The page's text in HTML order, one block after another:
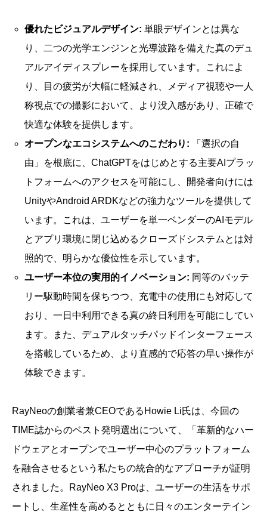
優れたビジュアルデザイン: 単眼デザインとは異な
り、二つの光学エンジンと光導波路を備えた真のデュ
アルアイディスプレーを採用しています。これによ
り、目の疲労が大幅に軽減され、メディア視聴や一人
称視点での撮影において、より没入感があり、正確で
快適な体験を提供します。
オープンなエコシステムへのこだわり: 「選択の自
由」を根底に、ChatGPTをはじめとする主要AIプラッ
トフォームへのアクセスを可能にし、開発者向けには
UnityやAndroid ARDKなどの強力なツールを提供して
います。これは、ユーザーを単一ベンダーのAIモデル
とアプリ環境に閉じ込めるクローズドシステムとは対
照的で、明らかな優位性を示しています。
ユーザー本位の実用的イノベーション: 同等のバッテ
リー駆動時間を保ちつつ、充電中の使用にも対応して
おり、一日中利用できる真の終日利用を可能にしてい
ます。また、デュアルタッチパッドインターフェース
を搭載しているため、より直感的で応答の早い操作が
体験できます。
RayNeoの創業者兼CEOであるHowie Li氏は、今回の
TIME誌からのベスト発明選出について、「革新的なハー
ドウェアとオープンでユーザー中心のプラットフォーム
を融合させるという私たちの統合的なアプローチが証明
されました。RayNeo X3 Proは、ユーザーの生活をサポ
ートし、生産性を高めるとともに日々のエンターテイン